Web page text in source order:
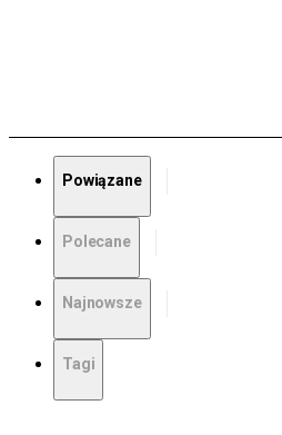
Powiązane
Polecane
Najnowsze
Tagi